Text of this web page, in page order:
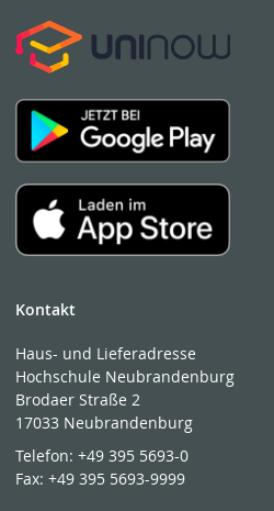
Kontakt
Haus- und Lieferadresse
Hochschule Neubrandenburg
Brodaer Straße 2
17033 Neubrandenburg
Telefon:+49 395 5693-0
Fax:+49 395 5693-9999